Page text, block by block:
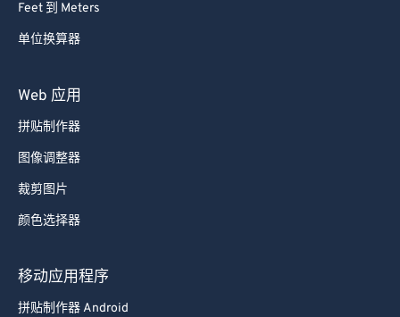
Feet 到 Meters
单位换算器
Web 应用
拼贴制作器
图像调整器
裁剪图片
颜色选择器
移动应用程序
拼贴制作器 Android